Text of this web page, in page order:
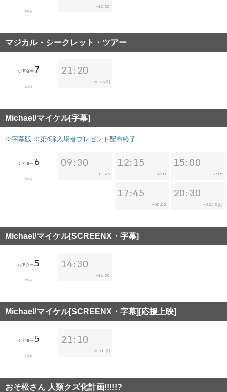
147分
~15:50
マジカル・シークレット・ツアー
シアター 7
116分
21:20
~ 23:25 [L]
Michael/マイケル[字幕]
※字幕版 ※第4弾入場者プレゼント配布終了
シアター 6
127分
09:30
~11:45
12:15
~14:30
15:00
~17:15
17:45
~ 20:00
20:30
~ 22:45 [L]
Michael/マイケル[SCREENX・字幕]
シアター5
127分
14:30
~16:50
Michael/マイケル[SCREENX・字幕][応援上映]
シアター5
127分
21:10
~ 23:30 [L]
おそ松さん 人類クズ化計画!!!!!?